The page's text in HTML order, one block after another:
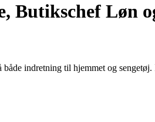
Butikschef Løn
indretning til hjemmet og